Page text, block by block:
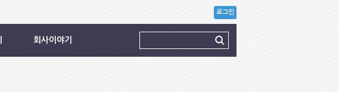
회사이야기
로그인